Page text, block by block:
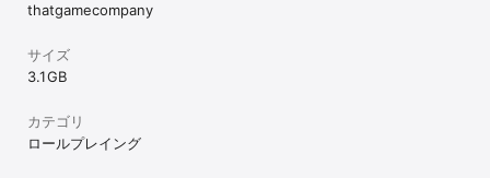
thatgamecompany
サイズ
3.1 GB
カテゴリ
ロールプレイング